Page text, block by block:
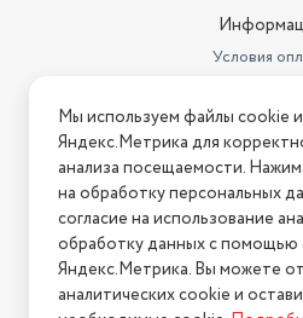
25
Цвет товара
Высота (мм)
Управление
Условия
Условия
Нашли ошибку на сайте?
2026 © Интернет-магазин
Политика
Мы используем файлы cookie
Яндекс.Метрика для
анализа посещаемости.
на обработку персональных
согласие на использование
обработку данных с помощью
Яндекс.Метрика. Вы можете
аналитических cookie и